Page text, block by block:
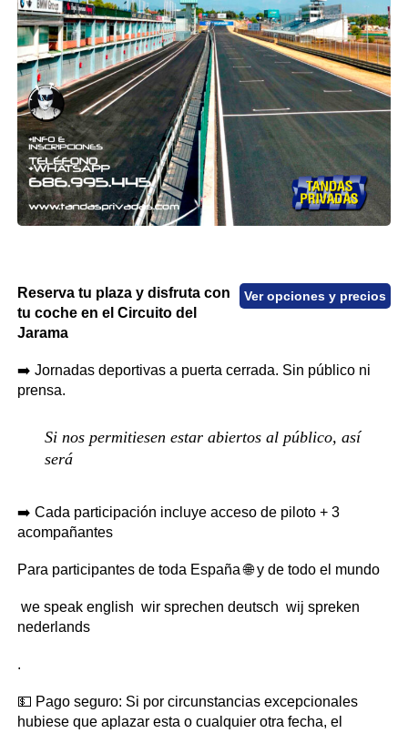
Ver opciones y precios
Reserva tu plaza y disfruta con
tu coche en el Circuito del
Jarama
➡️ Jornadas deportivas a puerta cerrada. Sin público ni
prensa.
Si nos permitiesen estar abiertos al público, así
será
➡️ Cada participación incluye acceso de piloto + 3
acompañantes
Para participantes de toda España 🌐 y de todo el mundo
we speak english wir sprechen deutsch wij spreken
nederlands
.
💵 Pago seguro: Si por circunstancias excepcionales
hubiese que aplazar esta o cualquier otra fecha, el